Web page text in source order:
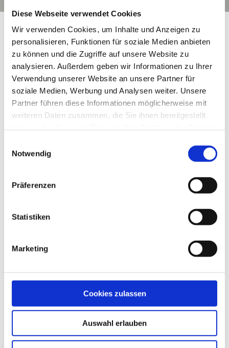
Diese Webseite verwendet Cookies
Wir verwenden Cookies, um Inhalte und Anzeigen zu
personalisieren, Funktionen für soziale Medien anbieten
zu können und die Zugriffe auf unsere Website zu
analysieren. Außerdem geben wir Informationen zu Ihrer
Verwendung unserer Website an unsere Partner für
soziale Medien, Werbung und Analysen weiter. Unsere
Partner führen diese Informationen möglicherweise mit
weiteren Daten zusammen, die Sie ihnen bereitgestellt
Notwendig
Präferenzen
Statistiken
Marketing
Cookies zulassen
Auswahl erlauben
Weitere Beiträge aus der
FassungsWelt
Rudy Project wird Ausrüster des DMG Mori
Rudy Project erweitert sein Engagement im internationalen
Hochseesegeln: Der italienische Sportbrillenhersteller ist
neuer technischer Partner des japanischen DMG Mori
Sailing Teams und begleitet die Offshore-Kampagne bis
2028. Im Fokus der Zusammenarbeit stehen das Ocean
Race 2027 und die Vendée Globe 2028.
Aus der BrancheFassungsWelt